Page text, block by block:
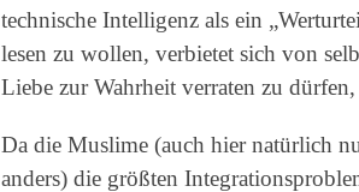
technische Intelligenz als ein
lesen zu wollen, verbietet sich von
Liebe zur Wahrheit verraten zu
Da die Muslime (auch hier natürlich
anders) die größten